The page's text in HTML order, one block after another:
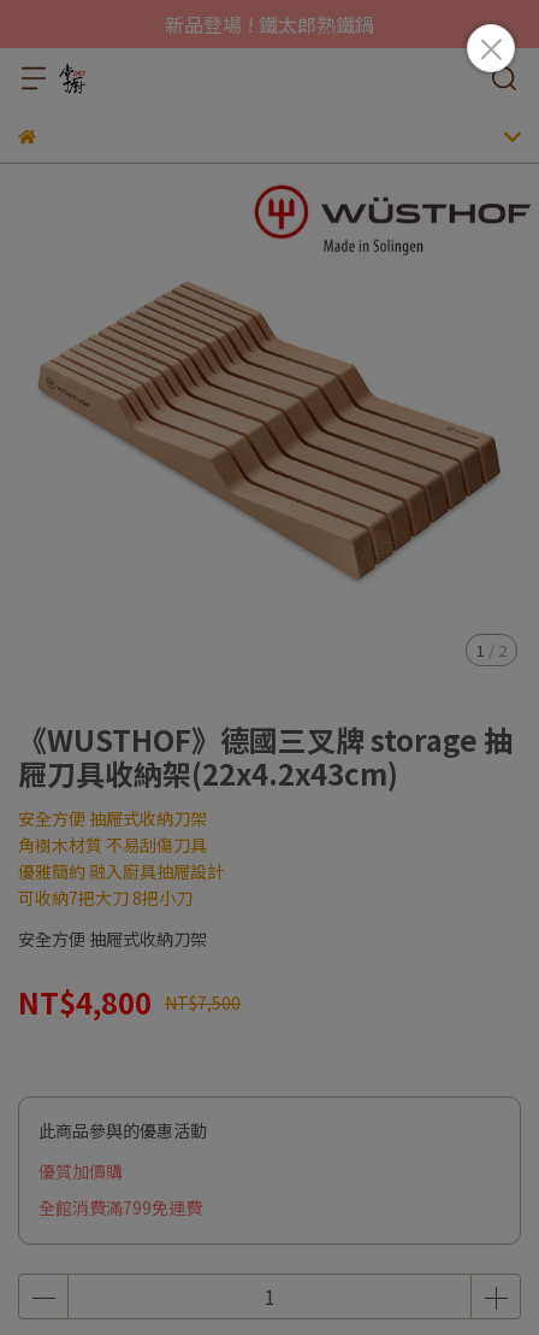
新品登場 ! 鐵太郎熟鐵鍋
1 / 2
《WUSTHOF》德國三叉牌 storage 抽
屜刀具收納架(22x4.2x43cm)
安全方便 抽屜式收納刀架
角樹木材質 不易刮傷刀具
優雅簡約 融入廚具抽屜設計
可收納7把大刀 8把小刀
安全方便 抽屜式收納刀架
NT$4,800 NT$7,500
此商品參與的優惠活動
優質加價購
全館消費滿799免運費